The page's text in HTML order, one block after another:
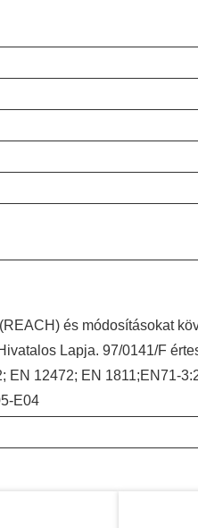
és módosításokat
Lapja. 97/0141/F
EN 12472; EN 1811;EN71-
E04